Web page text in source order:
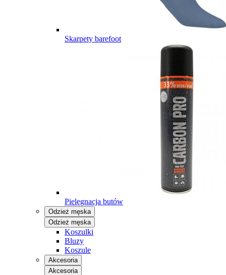
Skarpety barefoot
Pielęgnacja butów
Odzież męska
Odzież męska
Koszulki
Bluzy
Koszule
Akcesoria
Akcesoria